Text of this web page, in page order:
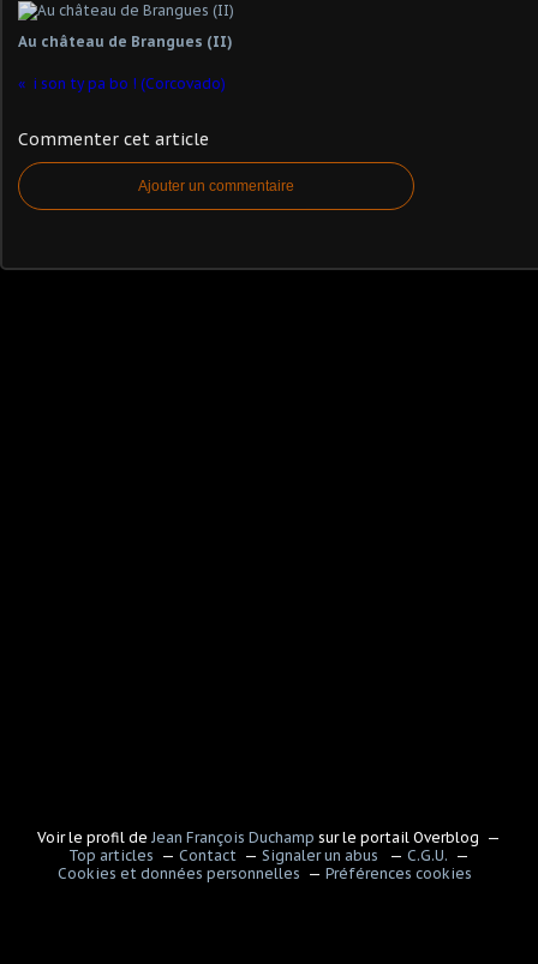
Au château de Brangues (II)
i son ty pa bo ! (Corcovado)
Commenter cet article
Ajouter un commentaire
Voir le profil de Jean François Duchamp sur le portail Overblog
Top articles
Contact Signaler un abus
C.G.U.
Cookies et données personnelles
Préférences cookies